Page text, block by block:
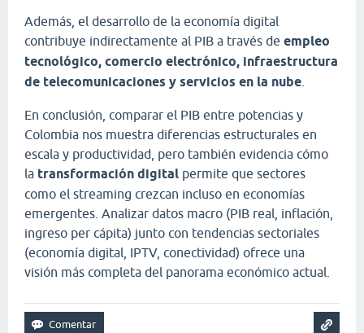
Además, el desarrollo de la economía digital
contribuye indirectamente al PIB a través de empleo
tecnológico, comercio electrónico, infraestructura
de telecomunicaciones y servicios en la nube
En conclusión, comparar el PIB entre potencias y
Colombia nos muestra diferencias estructurales en
escala y productividad, pero también evidencia cómo
la transformación digital permite que sectores
como el streaming crezcan incluso en economías
emergentes. Analizar datos macro (PIB real, inflación,
ingreso per cápita) junto con tendencias sectoriales
(economía digital, IPTV, conectividad) ofrece una
visión más completa del panorama económico actual.